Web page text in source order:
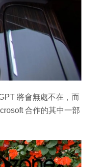
將會無處不在，而
合作的其中一部